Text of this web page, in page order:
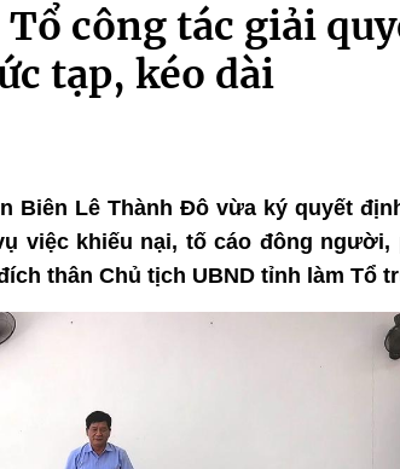
công tác giải
tạp, kéo dài
Biên Lê Thành Đô vừa ký quyết
việc khiếu nại, tố cáo đông người,
thân Chủ tịch UBND tỉnh làm Tổ